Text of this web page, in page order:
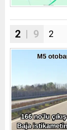
2 | 9 2